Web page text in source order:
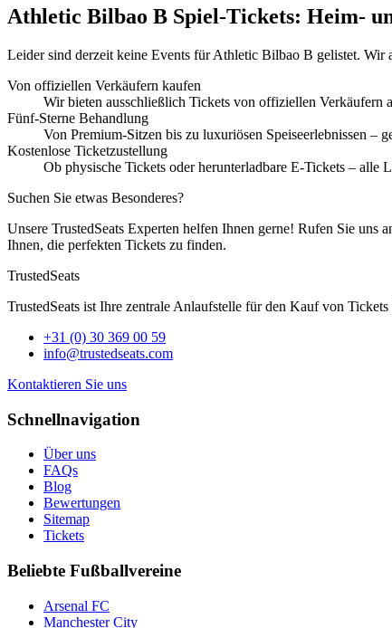
Athletic Bilbao B Spiel-Tickets: Heim-
Leider sind derzeit keine Events für Athletic Bilbao B gelistet. Wir
Von offiziellen Verkäufern kaufen
Wir bieten ausschließlich Tickets von offiziellen Verkäufern
Fünf-Sterne Behandlung
Von Premium-Sitzen bis zu luxuriösen Speiseerlebnissen –
Kostenlose Ticketzustellung
Ob physische Tickets oder herunterladbare E-Tickets – alle
Suchen Sie etwas Besonderes?
Unsere TrustedSeats Experten helfen Ihnen gerne! Rufen Sie uns
Ihnen, die perfekten Tickets zu finden.
TrustedSeats
TrustedSeats ist Ihre zentrale Anlaufstelle für den Kauf von
+31 (0) 30 369 00 59
info@trustedseats.com
Kontaktieren Sie uns
Schnellnavigation
Über uns
FAQs
Blog
Bewertungen
Sitemap
Tickets
Beliebte Fußballvereine
Arsenal FC
Manchester City